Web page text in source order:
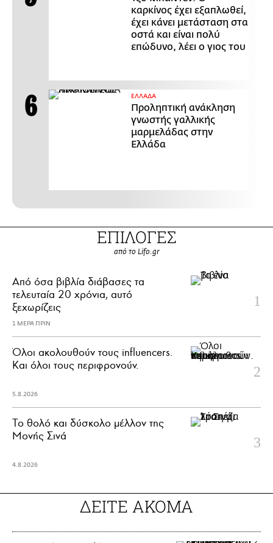
καρκίνος έχει εξαπλωθεί,
έχει κάνει μετάσταση στα
οστά και είναι πολύ
επώδυνο, λέει ο γιος του
ΕΛΛΑΔΑ
Προληπτική ανάκληση
γνωστής γαλλικής
μαρμελάδας στην
Ελλάδα
ΕΠΙΛΟΓΕΣ
από το Lifo.gr
Από όσα βιβλία διάβασες τα
τελευταία 20 χρόνια, αυτό
ξεχωρίζεις
1 ΜΕΡΑ ΠΡΙΝ
Όλοι ακολουθούν τους influencers.
Και όλοι τους περιφρονούν.
5.8.2026
Το θολό και δύσκολο μέλλον της
Μονής Σινά
4.8.2026
ΔΕΙΤΕ ΑΚΟΜΑ